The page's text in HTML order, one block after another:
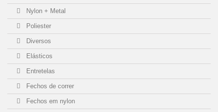
Nylon + Metal
Poliester
Diversos
Elásticos
Entretelas
Fechos de correr
Fechos em nylon